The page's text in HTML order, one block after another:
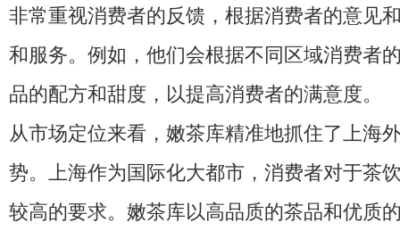
非常重视消费者的反馈，根据消费者的意见
和服务。例如，他们会根据不同区域消费者
品的配方和甜度，以提高消费者的满意度。
从市场定位来看，嫩茶库精准地抓住了上海
势。上海作为国际化大都市，消费者对于茶
较高的要求。嫩茶库以高品质的茶品和优质